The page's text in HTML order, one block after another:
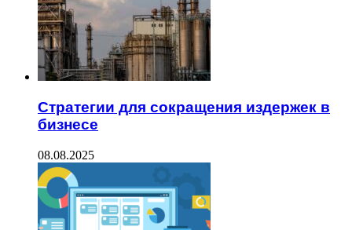
Стратегии для сокращения издержек в
бизнесе
08.08.2025